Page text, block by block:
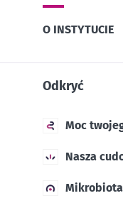
O INSTYTUCIE
Odkryć
Moc
Nasza